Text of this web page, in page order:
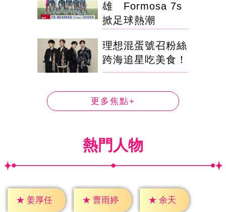
雄 Formosa 7s
掀足球熱潮
理想混蛋號召粉絲
跨海追星吃美食！
更多焦點+
熱門人物
★ 姜厚任 ★ 曹雨婷 ★ 余天